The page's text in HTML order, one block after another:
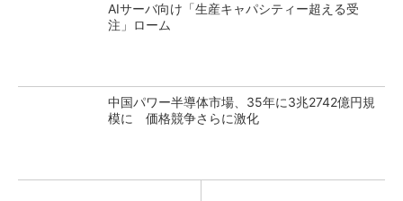
AIサーバ向け「生産キャパシティー超える受
注」ローム
中国パワー半導体市場、35年に3兆2742億円規
模に 価格競争さらに激化